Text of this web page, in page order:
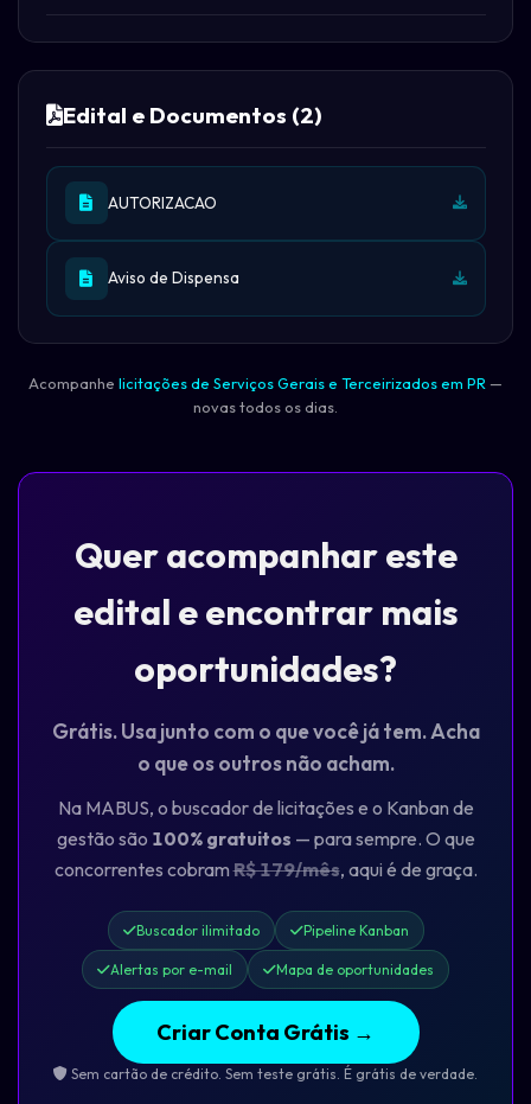
Edital e Documentos (2)
AUTORIZACAO
Aviso de Dispensa
Acompanhe licitações de Serviços Gerais e Terceirizados em PR —
novas todos os dias.
Quer acompanhar este
edital e encontrar mais
oportunidades?
Grátis. Usa junto com o que você já tem. Acha
o que os outros não acham.
Na MABUS, o buscador de licitações e o Kanban de
gestão são 100% gratuitos — para sempre. O que
concorrentes cobramR$ 179/mês, aqui é de graça.
Buscador ilimitado Pipeline Kanban
Alertas por e-mail Mapa de oportunidades
Criar Conta Grátis →
Sem cartão de crédito. Sem teste grátis. É grátis de verdade.